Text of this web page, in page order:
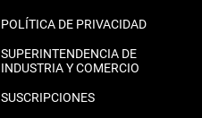
POLÍTICA DE PRIVACIDAD
SUPERINTENDENCIA DE
INDUSTRIA Y COMERCIO
SUSCRIPCIONES